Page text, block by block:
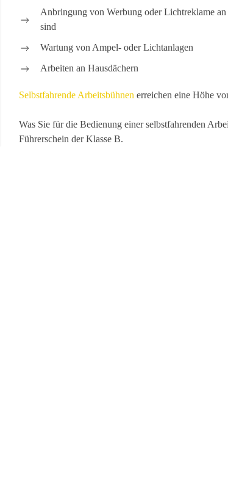
Anbringung von Werbung oder Lichtreklame
sind
Wartung von Ampel- oder Lichtanlagen
Arbeiten an Hausdächern
Selbstfahrende Arbeitsbühnen erreichen eine Höhe
Was Sie für die Bedienung einer selbstfahrenden
Führerschein der Klasse B.